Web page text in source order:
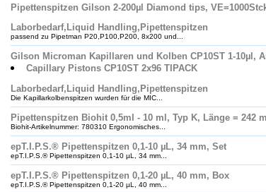
Pipettenspitzen Gilson 2-200µl Diamond tips,
Laborbedarf,Liquid Handling,Pipettenspitzen
passend zu Pipetman P20,P100,P200, 8x200 und...
Gilson Microman Kapillaren und Kolben CP10ST 1-10µl,
Capillary Pistons CP10ST 2x96 TIPACK
Laborbedarf,Liquid Handling,Pipettenspitzen
Die Kapillarkolbenspitzen wurden für die MIC...
Pipettenspitzen Biohit 0,5ml - 10 ml, Typ K, Länge = 242
Biohit-Artikelnummer: 780310 Ergonomisches...
epT.I.P.S.® Pipettenspitzen 0,1-10 µL, 34 mm, Set
epT.I.P.S.® Pipettenspitzen 0,1-10 µL, 34 mm...
epT.I.P.S.® Pipettenspitzen 0,1-20 µL, 40 mm, Box
epT.I.P.S.® Pipettenspitzen 0,1-20 µL, 40 mm...